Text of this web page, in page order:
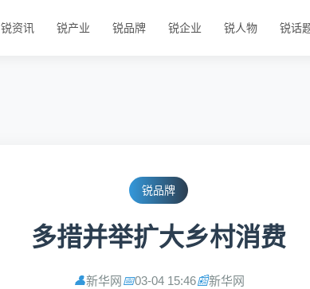
锐资讯 锐产业 锐品牌 锐企业 锐人物 锐话
锐品牌
多措并举扩大乡村消费
👤新华网 📅03-04 15:46📰新华网